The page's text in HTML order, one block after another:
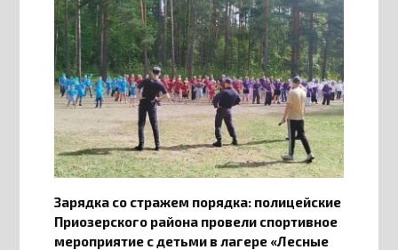
Зарядка со стражем порядка: полицейские
Приозерского района провели спортивное
мероприятие с детьми в лагере «Лесные